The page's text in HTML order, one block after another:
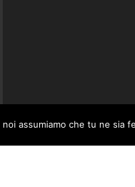
assumiamo che tu ne sia